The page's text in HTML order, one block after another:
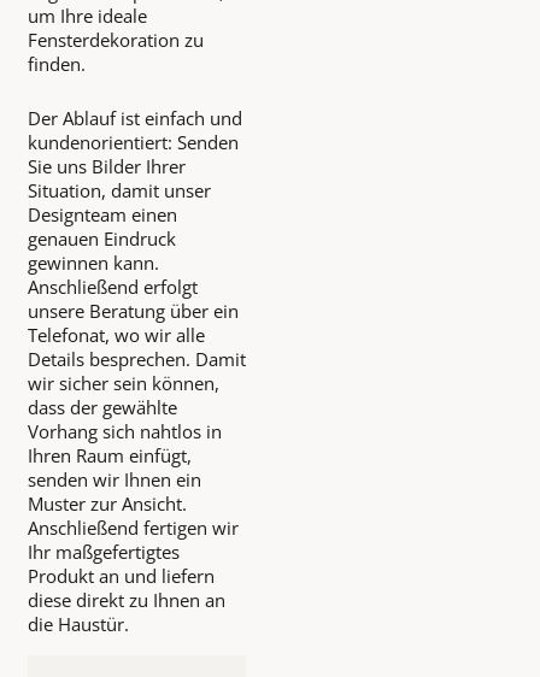
um Ihre ideale
Fensterdekoration zu
finden.
Der Ablauf ist einfach und
kundenorientiert: Senden
Sie uns Bilder Ihrer
Situation, damit unser
Designteam einen
genauen Eindruck
gewinnen kann.
Anschließend erfolgt
unsere Beratung über ein
Telefonat, wo wir alle
Details besprechen. Damit
wir sicher sein können,
dass der gewählte
Vorhang sich nahtlos in
Ihren Raum einfügt,
senden wir Ihnen ein
Muster zur Ansicht.
Anschließend fertigen wir
Ihr maßgefertigtes
Produkt an und liefern
diese direkt zu Ihnen an
die Haustür.